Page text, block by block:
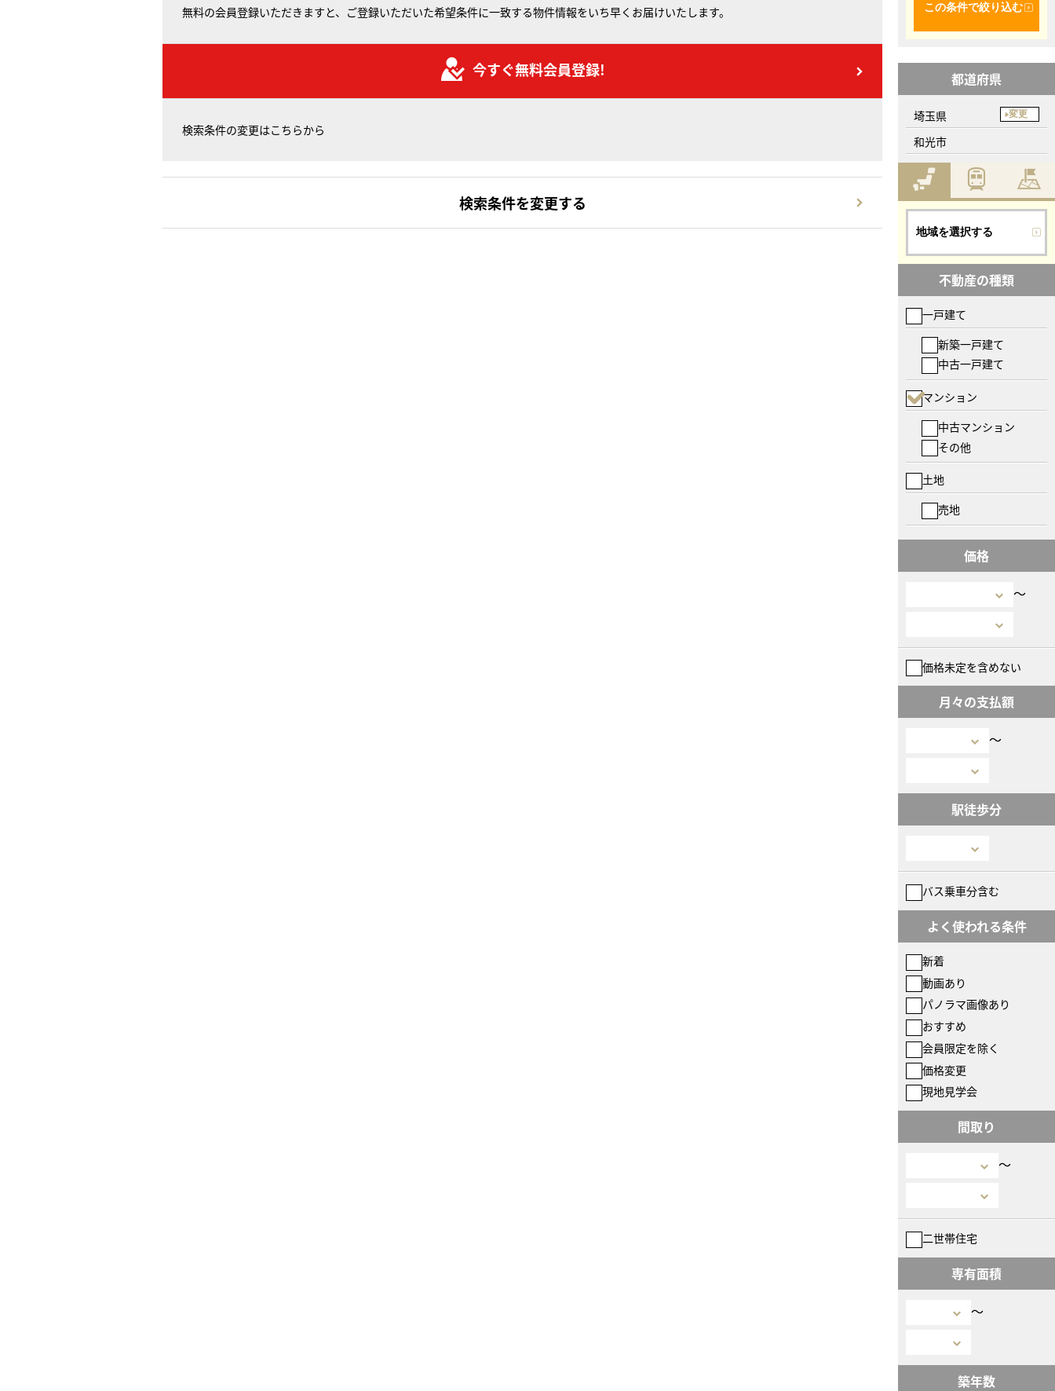
無料の会員登録いただきますと、ご登録いただいた希望条件に一致する物件情報をいち早くお届けいたします。
今すぐ無料会員登録!
検索条件の変更はこちらから
検索条件を変更する
この条件で絞り込む
都道府県
埼玉県 変更
和光市
地域を選択する
不動産の種類
一戸建て
新築一戸建て
中古一戸建て
マンション
中古マンション
その他
土地
売地
価格
〜
価格未定を含めない
月々の支払額
〜
駅徒歩分
バス乗車分含む
よく使われる条件
新着
動画あり
パノラマ画像あり
おすすめ
会員限定を除く
価格変更
現地見学会
間取り
〜
二世帯住宅
専有面積
〜
築年数